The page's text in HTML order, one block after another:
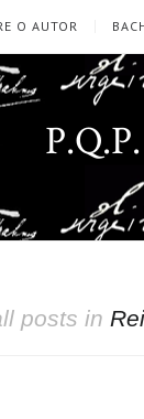
O AUTOR
posts in